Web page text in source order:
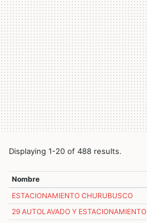
Displaying 1-20 of 488 results.
Nombre
ESTACIONAMIENTO CHURUBUSCO
29 AUTOLAVADO Y ESTACIONAMIENTO